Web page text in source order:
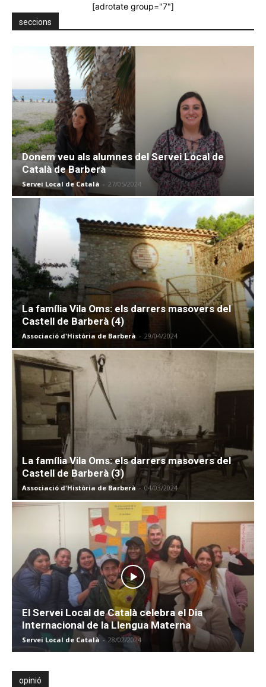
[adrotate group="7"]
seccions
Donem veu als alumnes del Servei Local de
Català de Barberà
Servei Local de Català - 27/05/2024
La família Vila Oms: els darrers masovers del
Castell de Barberà (4)
Associació d'Història de Barberà - 29/04/2024
La família Vila Oms: els darrers masovers del
Castell de Barberà (3)
Associació d'Història de Barberà - 04/03/2024
El Servei Local de Català celebra el Dia
Internacional de la Llengua Materna
Servei Local de Català - 28/02/2024
opinió